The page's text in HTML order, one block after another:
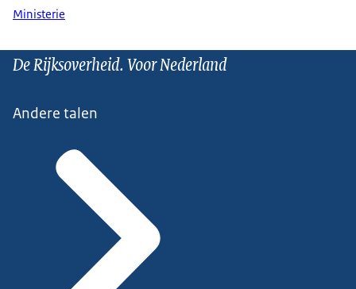
Ministerie
De Rijksoverheid. Voor Nederland
Andere talen